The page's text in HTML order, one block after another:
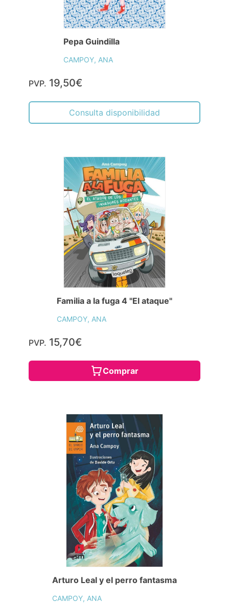
Pepa Guindilla
CAMPOY, ANA
PVP. 19,50€
Consulta disponibilidad
Familia a la fuga 4 "El ataque"
CAMPOY, ANA
PVP. 15,70€
Comprar
Arturo Leal y el perro fantasma
CAMPOY, ANA